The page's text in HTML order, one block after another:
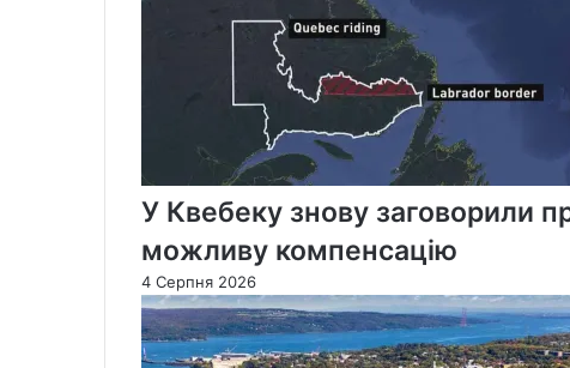
У Квебеку знову заговорили
можливу компенсацію
4 Серпня 2026